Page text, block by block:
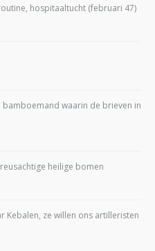
hospitaaltucht (februari 47)
waarin de brieven in
heilige bomen
Kebalen, ze willen ons artilleristen